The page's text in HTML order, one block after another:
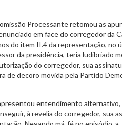
Processante retomou as
em face do corregedor da
do item II.4 da representação, no
da presidência, teria ludibriado
do corregedor, sua
de decoro movida pela Partido
entendimento alternativo,
à revelia do corregedor, sua